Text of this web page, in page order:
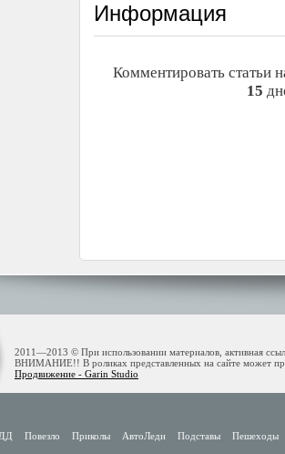
Информация
Комментировать статьи
15
2011—2013 © При использовании материалов, активная
ВНИМАНИЕ!! В роликах представленных на сайте может
Продвижение - Garin Studio
Повезло Приколы АвтоЛеди Подставы Пешеходы